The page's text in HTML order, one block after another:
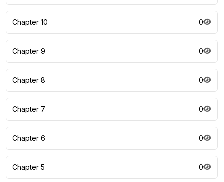
Chapter 10 0
Chapter 9 0
Chapter 8 0
Chapter 7 0
Chapter 6 0
Chapter 5 0